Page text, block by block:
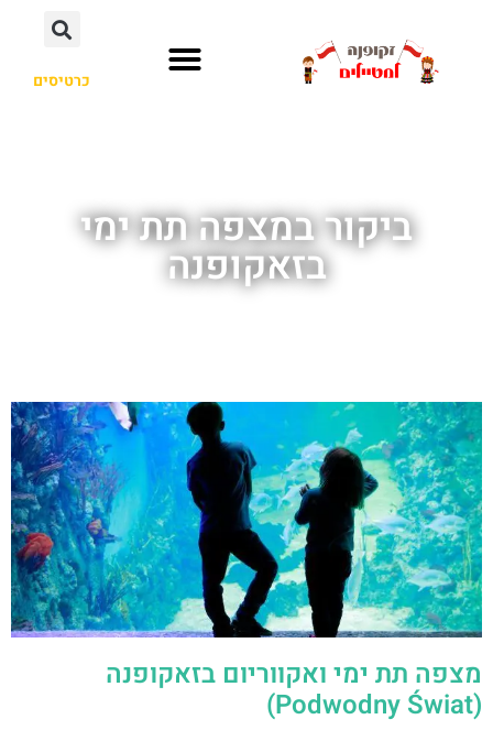
כרטיסים
ביקור במצפה תת ימי
בזאקופנה
מצפה תת ימי ואקווריום בזאקופנה
(Podwodny Świat)